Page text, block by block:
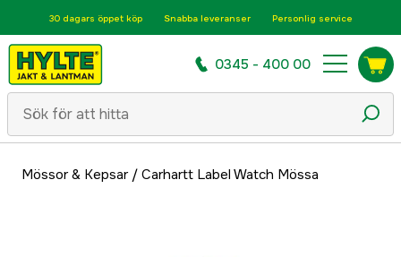
30 dagars öppet köp Snabba leveranser Personlig service
0345 - 400 00
Mössor & Kepsar/ Carhartt Label Watch Mössa